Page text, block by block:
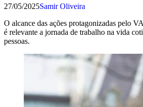
27/05/2025Samir Oliveira
O alcance das ações protagonizadas pelo
é relevante a jornada de trabalho na vida
pessoas.